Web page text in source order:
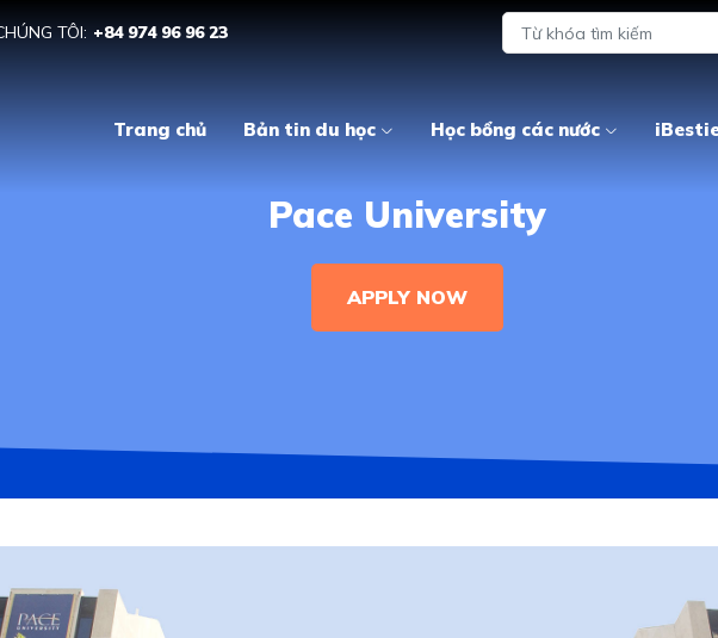
TÔI: +84 974 96 96 23
Trang chủ Bản tin du học Học bổng các nước
Pace University
APPLY NOW